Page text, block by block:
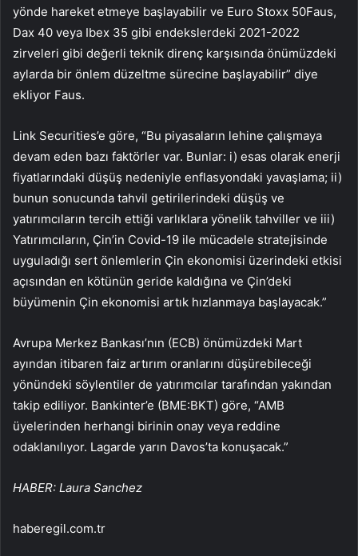
yönde hareket etmeye başlayabilir ve Euro Stoxx 50Faus,
Dax 40 veya Ibex 35 gibi endekslerdeki 2021-2022
zirveleri gibi değerli teknik direnç karşısında önümüzdeki
aylarda bir önlem düzeltme sürecine başlayabilir” diye
ekliyor Faus.
Link Securities’e göre, “Bu piyasaların lehine çalışmaya
devam eden bazı faktörler var. Bunlar: i) esas olarak enerji
fiyatlarındaki düşüş nedeniyle enflasyondaki yavaşlama; ii)
bunun sonucunda tahvil getirilerindeki düşüş ve
yatırımcıların tercih ettiği varlıklara yönelik tahviller ve iii)
Yatırımcıların, Çin’in Covid-19 ile mücadele stratejisinde
uyguladığı sert önlemlerin Çin ekonomisi üzerindeki etkisi
açısından en kötünün geride kaldığına ve Çin’deki
büyümenin Çin ekonomisi artık hızlanmaya başlayacak.”
Avrupa Merkez Bankası’nın (ECB) önümüzdeki Mart
ayından itibaren faiz artırım oranlarını düşürebileceği
yönündeki söylentiler de yatırımcılar tarafından yakından
takip ediliyor. Bankinter’e (BME:BKT) göre, “AMB
üyelerinden herhangi birinin onay veya reddine
odaklanılıyor. Lagarde yarın Davos’ta konuşacak.”
HABER: Laura Sanchez
haberegil.com.tr